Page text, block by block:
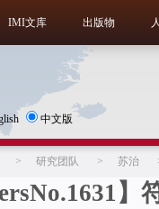
IMI文库 出版物
中文版
> 研究团队 > 苏治
】